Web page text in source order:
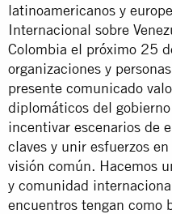
latinoamericanos y
Internacional sobre
Colombia el próximo 25
organizaciones y
presente comunicado
diplomáticos del
incentivar escenarios de
claves y unir esfuerzos
visión común. Hacemos
y comunidad
encuentros tengan como